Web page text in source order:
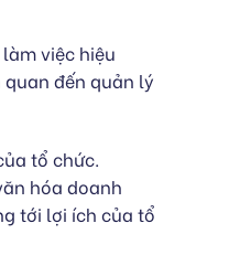
việc hiệu
đến quản lý
tổ chức.
hóa doanh
tới lợi ích của tổ